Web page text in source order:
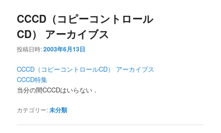
CCCD（コピーコントロール
CD） アーカイブス
投稿日時:2003年6月13日
CCCD（コピーコントロールCD） アーカイブス
CCCD特集
当分の間CCCDはいらない．
カテゴリー:未分類